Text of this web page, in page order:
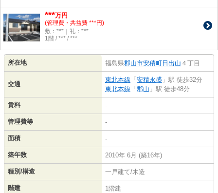
***万円
(管理費・共益費 ***円)
敷：***｜礼：***
1階 / *** / ***
所在地 福島県郡山市安積町日出山 ４丁目
交通
東北本線 「 安積永盛 」駅 徒歩32分
東北本線 「 郡山 」駅 徒歩48分
賃料 -
管理費等 -
面積 -
築年数 2010年 6月 (築16年)
種別/構造 一戸建て/木造
階建 1階建